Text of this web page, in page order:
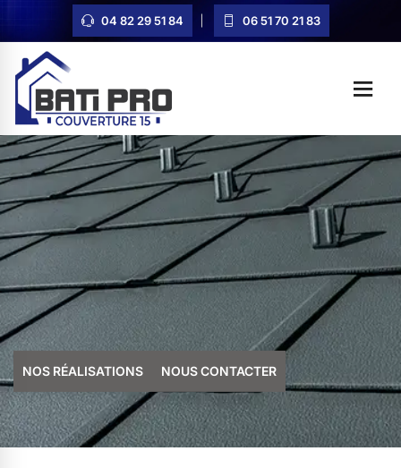
04 82 29 51 84 06 51 70 21 83
NOS RÉALISATIONS NOUS CONTACTER